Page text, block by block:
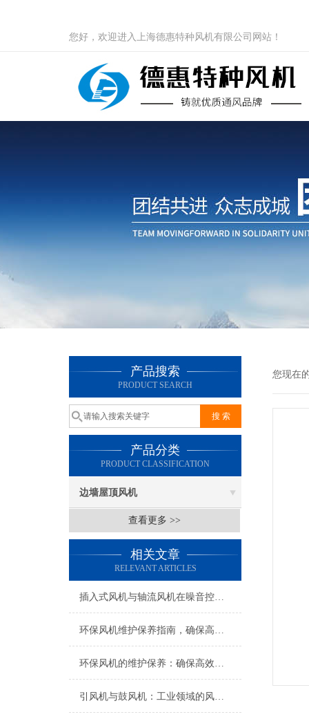
您好，欢迎进入上海德惠特种风机有限公司网站！
产品搜索
PRODUCT SEARCH
产品分类
PRODUCT CLASSIFICATION
边墙屋顶风机
查看更多 >>
相关文章
RELEVANT ARTICLES
插入式风机与轴流风机在噪音控制上有何差异？
环保风机维护保养指南，确保高效稳定运行
环保风机的维护保养：确保高效运行的关键
引风机与鼓风机：工业领域的风动双子星
您现在